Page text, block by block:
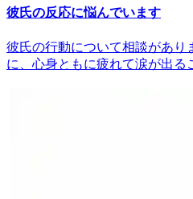
彼氏の反応に悩んでいます
彼氏の行動について相談があり
に、心身ともに疲れて涙が出る